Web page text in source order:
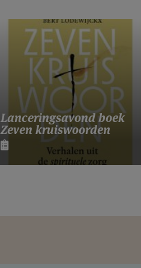
Lanceringsavond boek
Zeven kruiswoorden